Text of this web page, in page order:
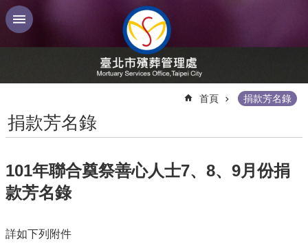
跳到主要內容區塊
首頁 捐款芳名錄
捐款芳名錄
101年聯合奠祭善心人士7、8、9月份捐
款芳名錄
詳如下列附件